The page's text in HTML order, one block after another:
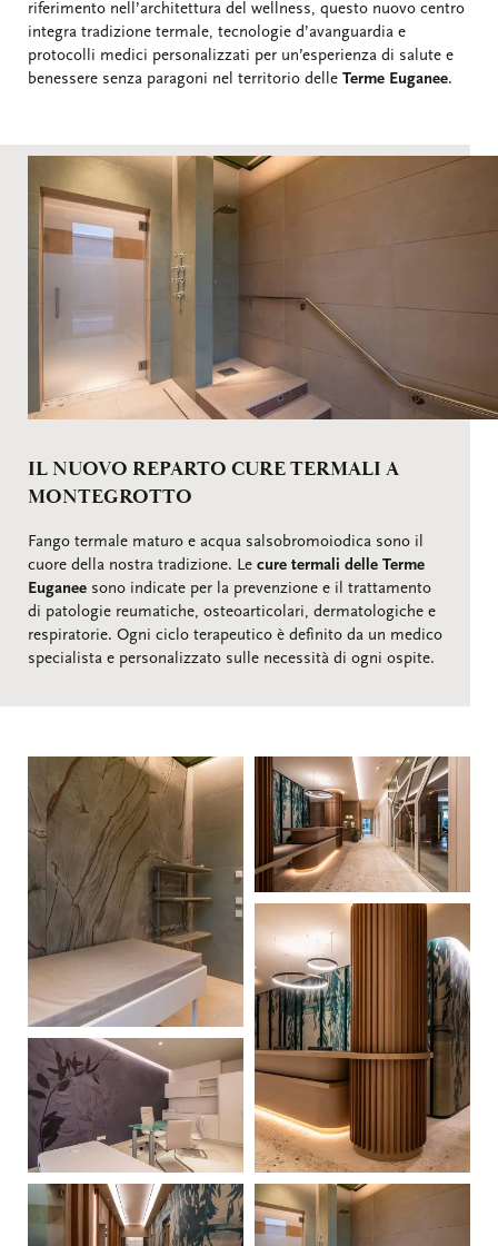
riferimento nell’architettura del wellness, questo nuovo centro
integra tradizione termale, tecnologie d’avanguardia e
protocolli medici personalizzati per un’esperienza di salute e
benessere senza paragoni nel territorio delle Terme Euganee.
IL NUOVO REPARTO CURE TERMALI A
MONTEGROTTO
Fango termale maturo e acqua salsobromoiodica sono il
cuore della nostra tradizione. Le cure termali delle Terme
Euganee sono indicate per la prevenzione e il trattamento
di patologie reumatiche, osteoarticolari, dermatologiche e
respiratorie. Ogni ciclo terapeutico è definito da un medico
specialista e personalizzato sulle necessità di ogni ospite.